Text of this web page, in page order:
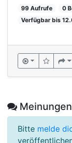
99 Aufrufe 0
Verfügbar bis
Meinungen
Bitte melde